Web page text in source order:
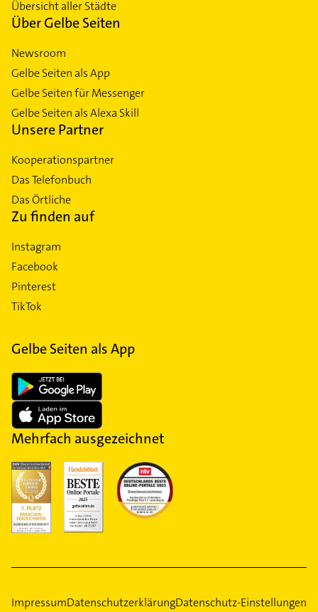
Übersicht aller Städte
Über Gelbe Seiten
Newsroom
Gelbe Seiten als App
Gelbe Seiten für Messenger
Gelbe Seiten als Alexa Skill
Unsere Partner
Kooperationspartner
Das Telefonbuch
Das Örtliche
Zu finden auf
Instagram
Facebook
Pinterest
TikTok
Gelbe Seiten als App
Mehrfach ausgezeichnet
ImpressumDatenschutzerklärungDatenschutz-Einstellungen